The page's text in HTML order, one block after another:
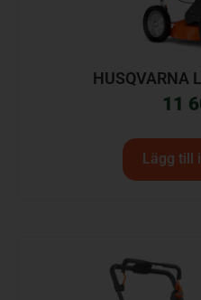
HUSQVARNA
11
Lägg till